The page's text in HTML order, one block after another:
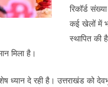
रिकॉर्ड
कई खेलों में
स्थापित की
मिला है।
ध्यान दे रही है। उत्तराखंड को